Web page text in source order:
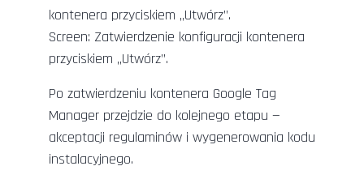
Screen: Zatwierdzenie konfiguracji kontenera
przyciskiem „Utwórz”.
Po zatwierdzeniu kontenera Google Tag
Manager przejdzie do kolejnego etapu —
akceptacji regulaminów i wygenerowania kodu
instalacyjnego.